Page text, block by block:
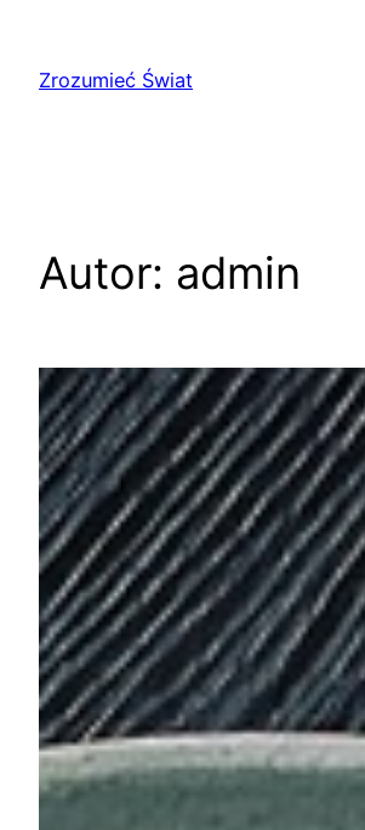
treściZrozumieć Świat
Autor: admin